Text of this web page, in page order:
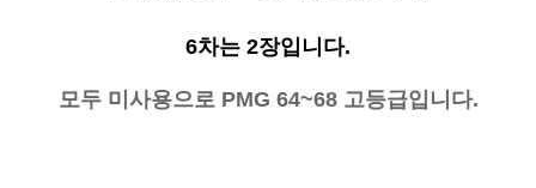
6차는 2장입니다.
모두 미사용으로 PMG 64~68 고등급입니다.